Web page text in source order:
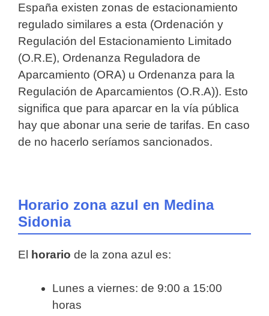
España existen zonas de estacionamiento
regulado similares a esta (Ordenación y
Regulación del Estacionamiento Limitado
(O.R.E), Ordenanza Reguladora de
Aparcamiento (ORA) u Ordenanza para la
Regulación de Aparcamientos (O.R.A)). Esto
significa que para aparcar en la vía pública
hay que abonar una serie de tarifas. En caso
de no hacerlo seríamos sancionados.
Horario zona azul en Medina
Sidonia
El horario de la zona azul es:
Lunes a viernes: de 9:00 a 15:00
horas